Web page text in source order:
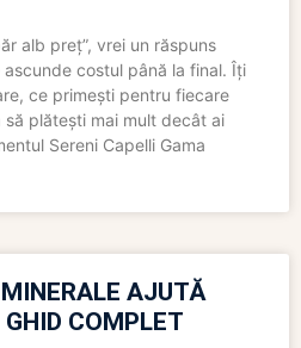
alb preț”, vrei un răspuns
costul până la final. Îți
ce primești pentru fiecare
plătești mai mult decât ai
Sereni Capelli Gama
AJUTĂ
COMPLET